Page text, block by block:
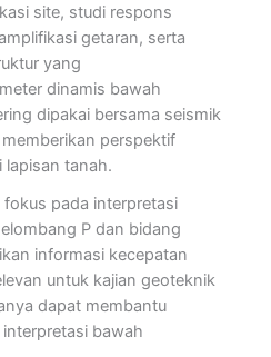
site, studi respons
getaran, serta
yang
dinamis bawah
dipakai bersama seismik
perspektif
lapisan tanah.
pada interpretasi
P dan bidang
informasi kecepatan
untuk kajian geoteknik
dapat membantu
bawah